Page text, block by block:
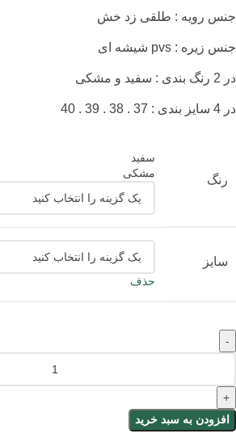
جنس رویه : طلقی زد خش
جنس زیره : pvs شیشه ای
در 2 رنگ بندی : سفید و مشکی
در 4 سایز بندی : 37 . 38 . 39 . 40
رنگ
سفید
مشکی
سایز
حذف
افزودن به سبد خرید